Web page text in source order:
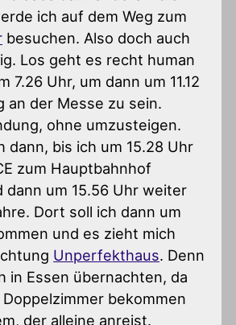
ich auf dem Weg zum
besuchen. Also doch auch
Los geht es recht human
7.26 Uhr, um dann um 11.12
an der Messe zu sein.
ohne umzusteigen.
dann, bis ich um 15.28 Uhr
zum Hauptbahnhof
dann um 15.56 Uhr weiter
Dort soll ich dann um
und es zieht mich
Unperfekthaus. Denn
in Essen übernachten, da
bekommen
der alleine anreist.